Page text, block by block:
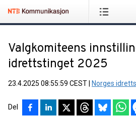
Valgkomiteens
idrettstinget 2025
23.4.2025 08:55:59 CEST Norges
Del